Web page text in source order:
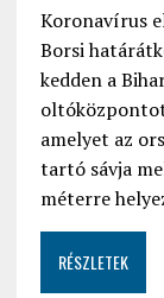
Koronavírus
Borsi
kedden a
amelyet az
tartó sávja
méterre
RÉSZLETEK